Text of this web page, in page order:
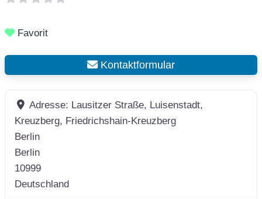
Favorit
Kontaktformular
Adresse: Lausitzer Straße, Luisenstadt,
Kreuzberg, Friedrichshain-Kreuzberg
Berlin
Berlin
10999
Deutschland